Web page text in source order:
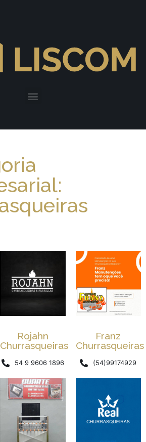
Rojahn
Churrasqueiras
54 9 9606 1896
Franz
Churrasqueiras
(54)99174929